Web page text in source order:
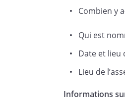
Combien y
Qui est
Date et lieu
Lieu de
Informations